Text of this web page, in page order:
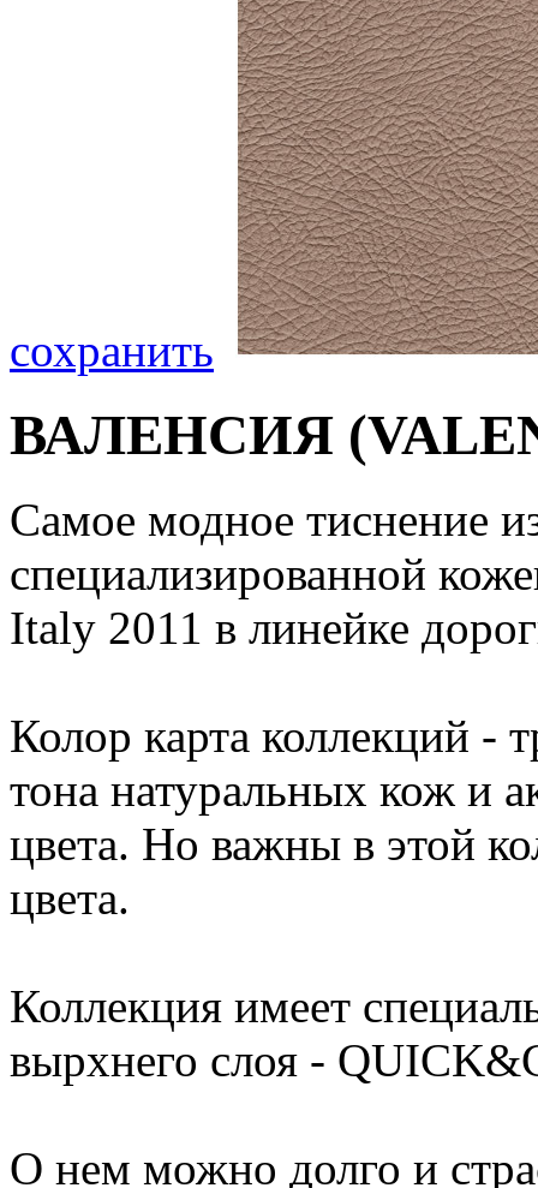
сохранить
ВАЛЕНСИЯ
Самое модное тиснение
специализированной
Italy 2011 в линейке
Колор карта коллекций -
тона натуральных кож и
цвета. Но важны в этой
цвета.
Коллекция имеет
вырхнего слоя -
О нем можно долго и